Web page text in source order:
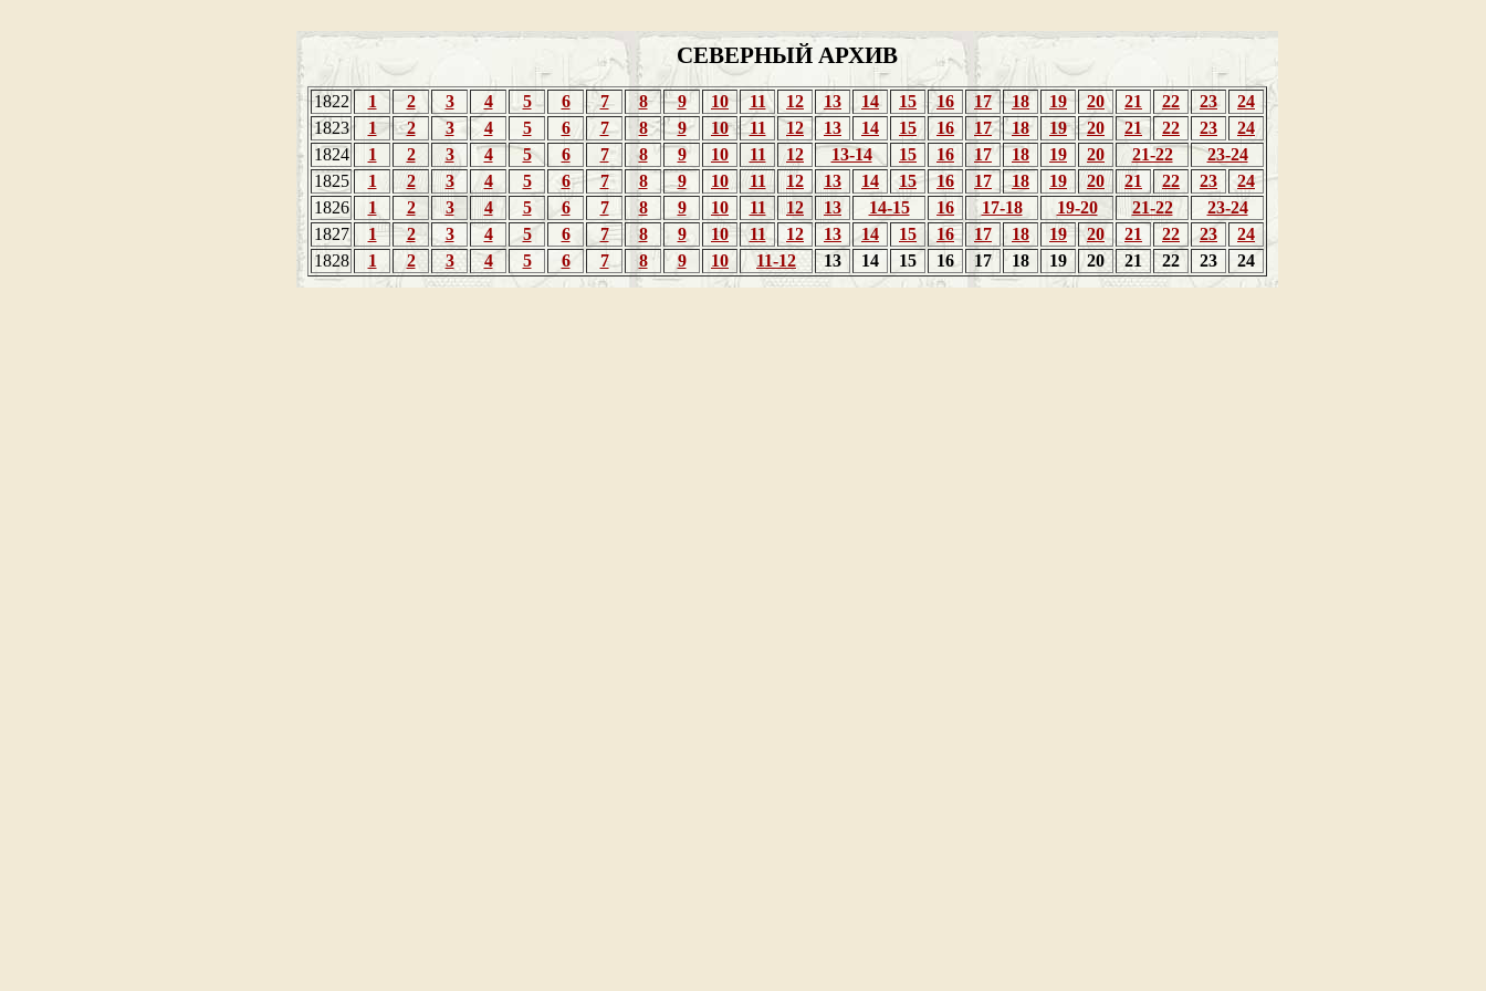
СЕВЕРНЫЙ АРХИВ
1822 1 2 3 4 5 6 7 8 9 10 11 12 13 14 15 16 17 18 19 20 21 22 23
24
1823
1 2 3 4 5 6 7 8 9 10 11 12 13 14 15 16 17 18 19 20 21 22 23
24
1824
1 2 3 4 5 6 7 8 9 10 11 12 13-14 15 16 17 18 19 20 21-22
23-24
1825
1 2 3 4 5 6 7 8 9 10 11 12 13 14 15 16 17 18 19 20 21 22 23
24
1826
1 2 3 4 5 6 7 8 9 10 11 12 13 14-15 16 17-18 19-20 21-22
23-24
1827
1 2 3 4 5 6 7 8 9 10 11 12 13 14 15 16 17 18 19 20 21 22 23
24
1828
1 2 3 4 5 6 7 8 9 10 11-12 13 14 15 16 17 18 19 20 21 22 23 24